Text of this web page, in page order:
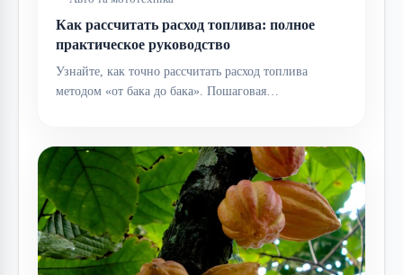
Как рассчитать расход топлива: полное
практическое руководство
Узнайте, как точно рассчитать расход топлива
методом «от бака до бака». Пошаговая…